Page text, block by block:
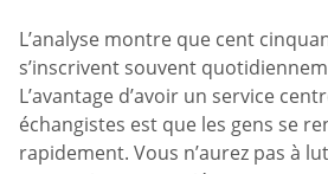
L’analyse montre que cent
s’inscrivent souvent
L’avantage d’avoir un service
échangistes est que les gens se
rapidement. Vous n’aurez pas à